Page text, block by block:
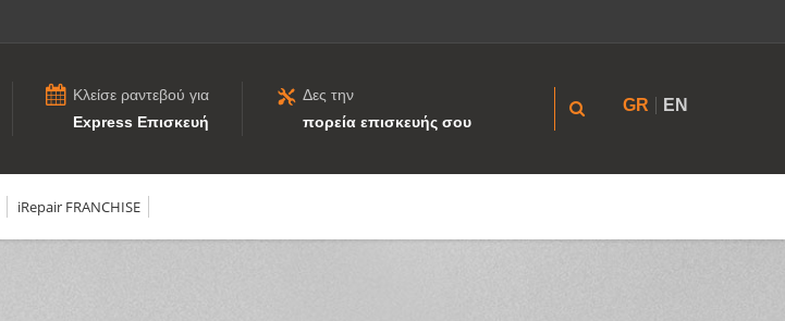
Κλείσε ραντεβού για
Express Επισκευή
Δες την
πορεία επισκευής σου
GR EN
iRepair FRANCHISE